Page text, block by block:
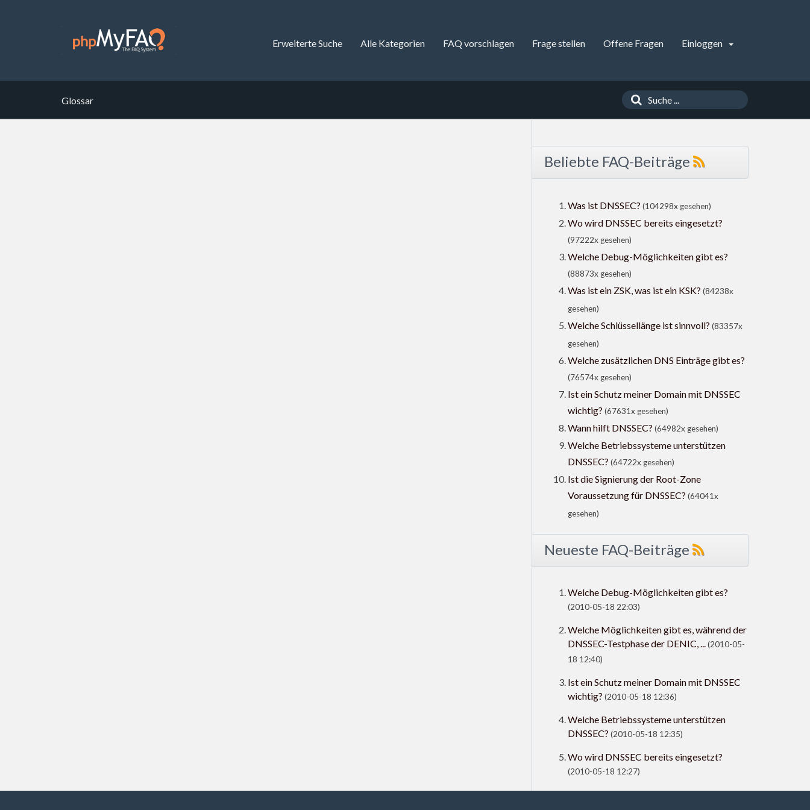
Erweiterte Suche Alle Kategorien FAQ vorschlagen Frage stellen Offene Fragen Einloggen
Glossar
Beliebte FAQ-Beiträge
Was ist DNSSEC? (104298x gesehen)
Wo wird DNSSEC bereits eingesetzt?
(97222x gesehen)
Welche Debug-Möglichkeiten gibt es?
(88873x gesehen)
Was ist ein ZSK, was ist ein KSK? (84238x
gesehen)
Welche Schlüssellänge ist sinnvoll? (83357x
gesehen)
Welche zusätzlichen DNS Einträge gibt es?
(76574x gesehen)
Ist ein Schutz meiner Domain mit DNSSEC
wichtig? (67631x gesehen)
Wann hilft DNSSEC? (64982x gesehen)
Welche Betriebssysteme unterstützen
DNSSEC? (64722x gesehen)
Ist die Signierung der Root-Zone
Voraussetzung für DNSSEC? (64041x
gesehen)
Neueste FAQ-Beiträge
Welche Debug-Möglichkeiten gibt es?
(2010-05-18 22:03)
Welche Möglichkeiten gibt es, während der
DNSSEC-Testphase der DENIC, ...(2010-05-
18 12:40)
Ist ein Schutz meiner Domain mit DNSSEC
wichtig? (2010-05-18 12:36)
Welche Betriebssysteme unterstützen
DNSSEC? (2010-05-18 12:35)
Wo wird DNSSEC bereits eingesetzt?
(2010-05-18 12:27)